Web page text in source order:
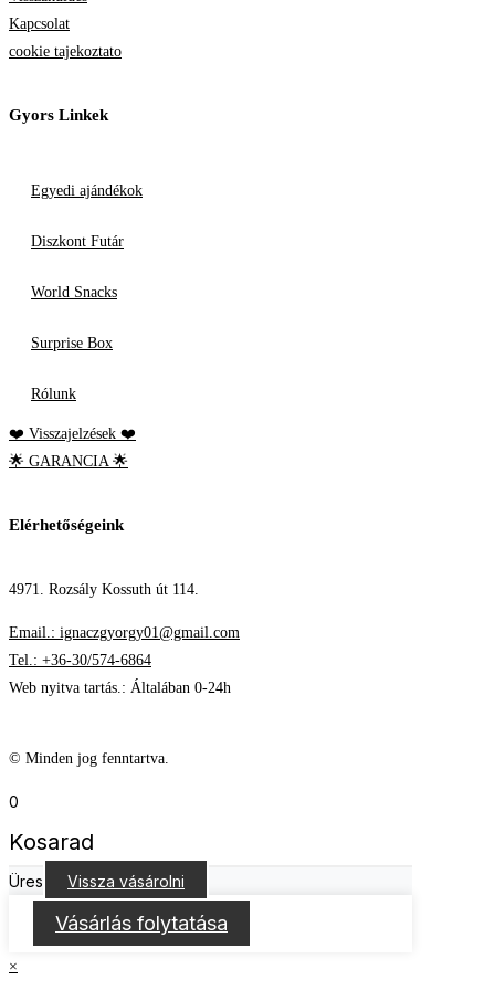
Kapcsolat
cookie tajekoztato
Gyors Linkek
Egyedi ajándékok
Diszkont Futár
World Snacks
Surprise Box
Rólunk
❤️ Visszajelzések ❤️
🌟 GARANCIA 🌟
Elérhetőségeink
4971. Rozsály Kossuth út 114.
Email.: ignaczgyorgy01@gmail.com
Tel.: +36-30/574-6864
Web nyitva tartás.: Általában 0-24h
© Minden jog fenntartva.
0
Kosarad
Üres Vissza vásárolni
Vásárlás folytatása
×